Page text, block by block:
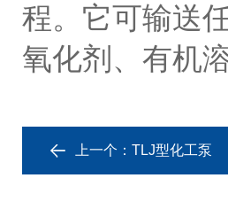
程。它可输送
氧化剂、有机
上一个： TLJ型化工泵